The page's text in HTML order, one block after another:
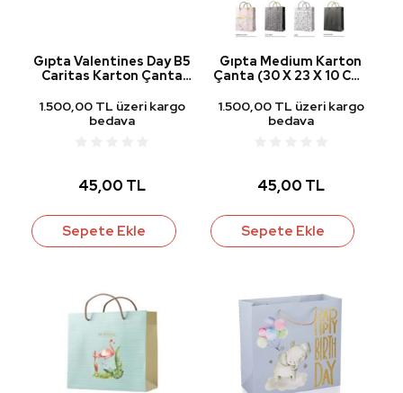
Gıpta Valentines Day B5
Caritas Karton Çanta
330X135Xx320 Mm
1.500,00 TL üzeri kargo
bedava
45,00 TL
Sepete Ekle
Gıpta Medium Karton
Çanta (30 X 23 X 10 Cm)
1.500,00 TL üzeri kargo
bedava
45,00 TL
Sepete Ekle